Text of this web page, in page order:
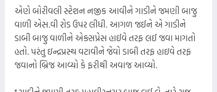
એણે બોરીવલી સ્ટેશન નજીક આવીને ગાડીને જમણી બાજુ
વાળી એસ.વી રોડ ઉપર લીધી. આગળ જઈને એ ગાડીને
ડાબી બાજુ વાળીને એક્સપ્રેસ હાઈવે તરફ લઈ જવા માગતો
હતો. પરંતુ ઇન્દ્રપ્રસ્થ વટાવીને જેવો ડાબી તરફ હાઇવે તરફ
જવાનો બ્રિજ આવ્યો કે ફરીથી અવાજ આવ્યો.